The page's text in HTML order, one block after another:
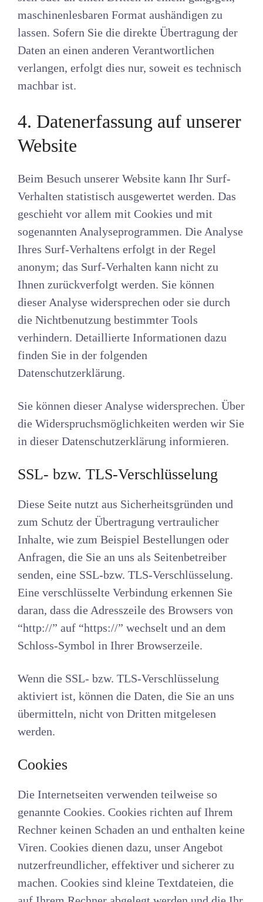
maschinenlesbaren Format aushändigen zu
lassen. Sofern Sie die direkte Übertragung der
Daten an einen anderen Verantwortlichen
verlangen, erfolgt dies nur, soweit es technisch
machbar ist.
4. Datenerfassung auf unserer
Website
Beim Besuch unserer Website kann Ihr Surf-
Verhalten statistisch ausgewertet werden. Das
geschieht vor allem mit Cookies und mit
sogenannten Analyseprogrammen. Die Analyse
Ihres Surf-Verhaltens erfolgt in der Regel
anonym; das Surf-Verhalten kann nicht zu
Ihnen zurückverfolgt werden. Sie können
dieser Analyse widersprechen oder sie durch
die Nichtbenutzung bestimmter Tools
verhindern. Detaillierte Informationen dazu
finden Sie in der folgenden
Datenschutzerklärung.
Sie können dieser Analyse widersprechen. Über
die Widerspruchsmöglichkeiten werden wir Sie
in dieser Datenschutzerklärung informieren.
SSL- bzw. TLS-Verschlüsselung
Diese Seite nutzt aus Sicherheitsgründen und
zum Schutz der Übertragung vertraulicher
Inhalte, wie zum Beispiel Bestellungen oder
Anfragen, die Sie an uns als Seitenbetreiber
senden, eine SSL-bzw. TLS-Verschlüsselung.
Eine verschlüsselte Verbindung erkennen Sie
daran, dass die Adresszeile des Browsers von
“http://” auf “https://” wechselt und an dem
Schloss-Symbol in Ihrer Browserzeile.
Wenn die SSL- bzw. TLS-Verschlüsselung
aktiviert ist, können die Daten, die Sie an uns
übermitteln, nicht von Dritten mitgelesen
werden.
Cookies
Die Internetseiten verwenden teilweise so
genannte Cookies. Cookies richten auf Ihrem
Rechner keinen Schaden an und enthalten keine
Viren. Cookies dienen dazu, unser Angebot
nutzerfreundlicher, effektiver und sicherer zu
machen. Cookies sind kleine Textdateien, die